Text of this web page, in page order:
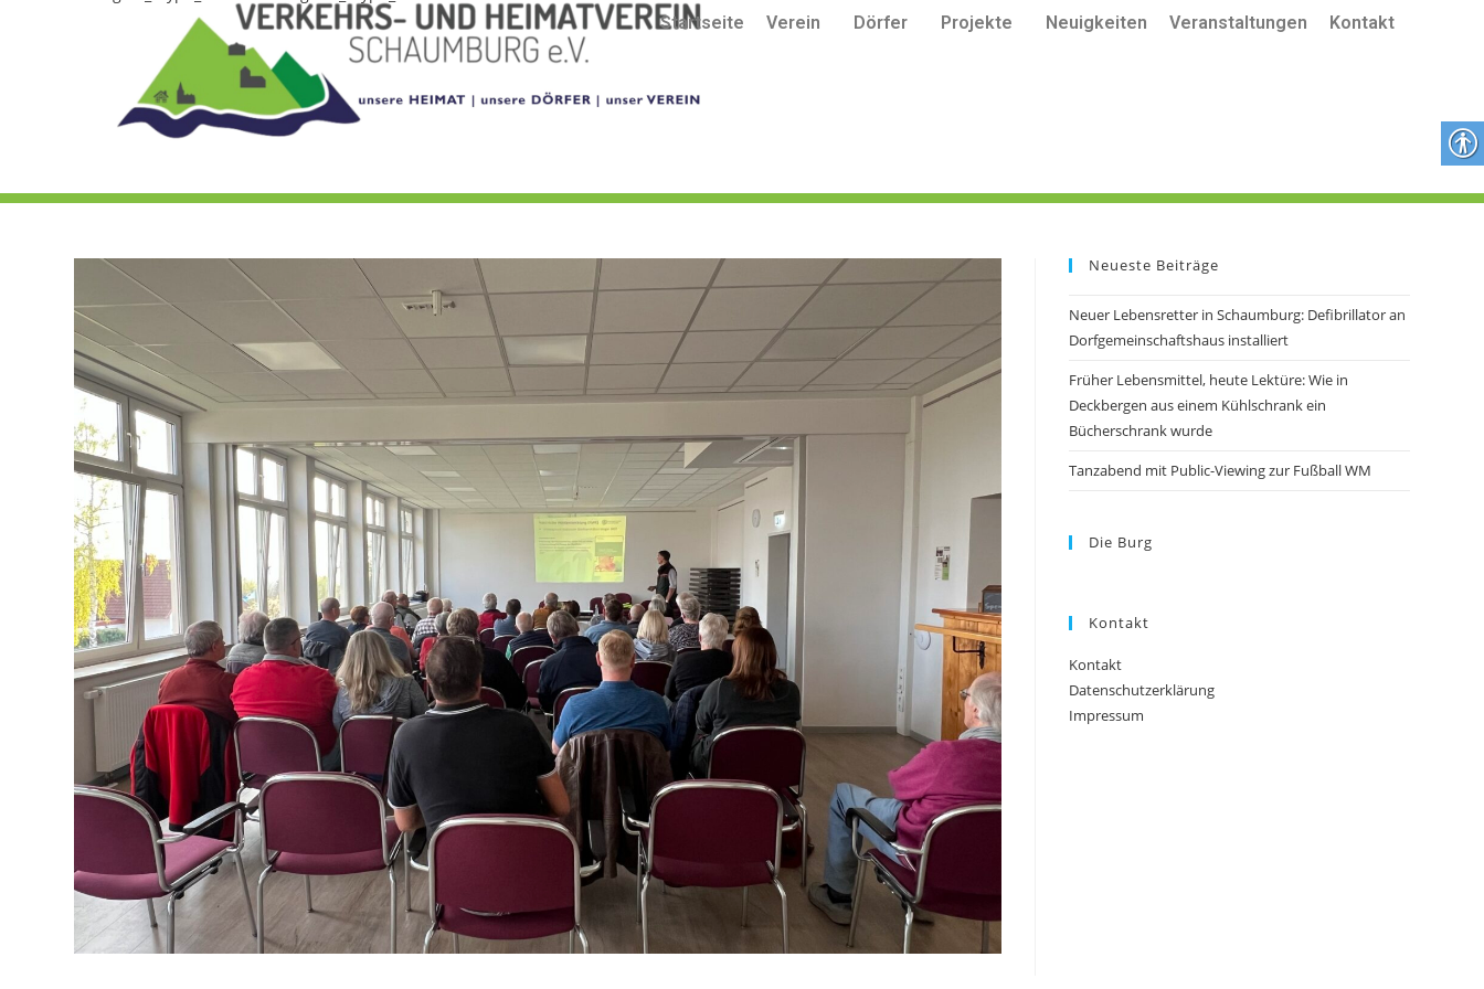
Startseite Verein Dörfer Projekte Neuigkeiten Veranstaltungen Kontakt
Neueste Beiträge
Neuer Lebensretter in Schaumburg: Defibrillator an
Dorfgemeinschaftshaus installiert
Früher Lebensmittel, heute Lektüre: Wie in
Deckbergen aus einem Kühlschrank ein
Bücherschrank wurde
Tanzabend mit Public-Viewing zur Fußball WM
Die Burg
Kontakt
Kontakt
Datenschutzerklärung
Impressum